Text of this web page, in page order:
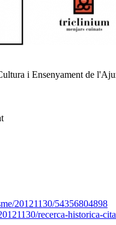
i Ensenyament de
20121130/54356804898
recerca-historica-